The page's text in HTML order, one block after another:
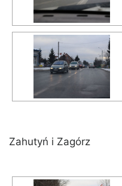
Zahutyń i Zagórz